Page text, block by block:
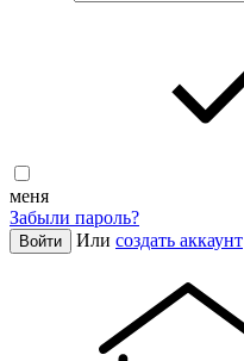
меня
Забыли пароль?
Войти Или создать аккаунт